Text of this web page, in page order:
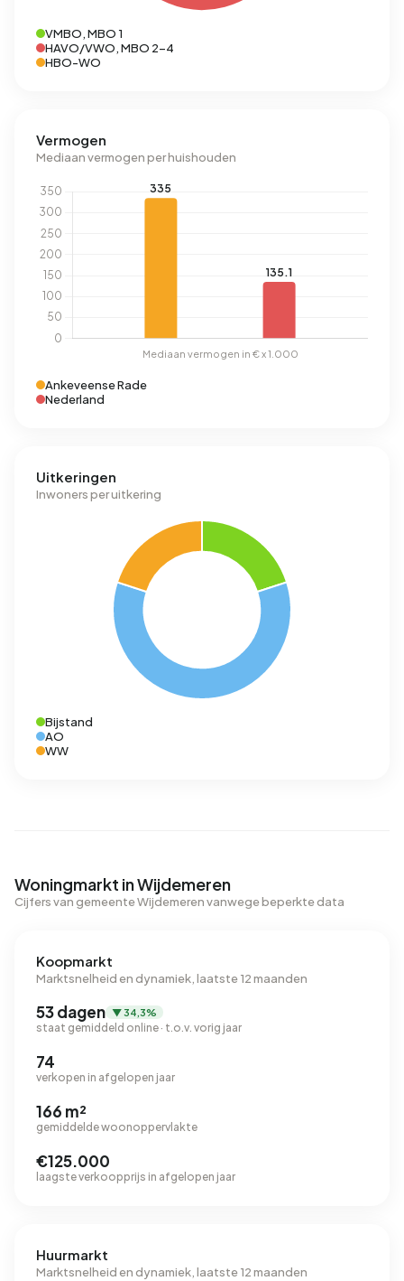
VMBO, MBO 1
HAVO/VWO, MBO 2-4
HBO-WO
Vermogen
Mediaan vermogen per huishouden
Ankeveense Rade
Nederland
Uitkeringen
Inwoners per uitkering
Bijstand
AO
WW
Woningmarkt in Wijdemeren
Cijfers van gemeente Wijdemeren vanwege beperkte data
Koopmarkt
Marktsnelheid en dynamiek, laatste 12 maanden
53 dagen ▼ 34,3%
staat gemiddeld online · t.o.v. vorig jaar
74
verkopen in afgelopen jaar
166 m²
gemiddelde woonoppervlakte
€125.000
laagste verkoopprijs in afgelopen jaar
Huurmarkt
Marktsnelheid en dynamiek, laatste 12 maanden